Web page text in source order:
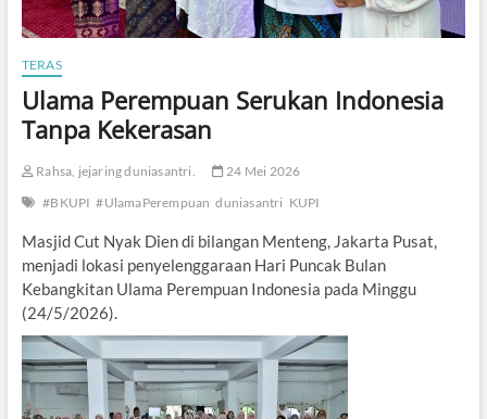
TERAS
Ulama Perempuan Serukan Indonesia
Tanpa Kekerasan
Rahsa, jejaring duniasantri.
24 Mei 2026
#BKUPI #UlamaPerempuan duniasantri KUPI
Masjid Cut Nyak Dien di bilangan Menteng, Jakarta Pusat,
menjadi lokasi penyelenggaraan Hari Puncak Bulan
Kebangkitan Ulama Perempuan Indonesia pada Minggu
(24/5/2026).